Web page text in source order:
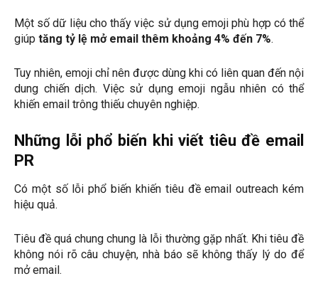
Một số dữ liệu cho thấy việc sử dụng emoji phù hợp có thể
giúp tăng tỷ lệ mở email thêm khoảng 4% đến 7%.
Tuy nhiên, emoji chỉ nên được dùng khi có liên quan đến nội
dung chiến dịch. Việc sử dụng emoji ngẫu nhiên có thể
khiến email trông thiếu chuyên nghiệp.
Những lỗi phổ biến khi viết tiêu đề email
PR
Có một số lỗi phổ biến khiến tiêu đề email outreach kém
hiệu quả.
Tiêu đề quá chung chung là lỗi thường gặp nhất. Khi tiêu đề
không nói rõ câu chuyện, nhà báo sẽ không thấy lý do để
mở email.